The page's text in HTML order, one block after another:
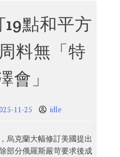
點和平方
料無「特
會」
11-25 idle
烏克蘭大幅修訂美國提出
部分俄羅斯嚴苛要求後成